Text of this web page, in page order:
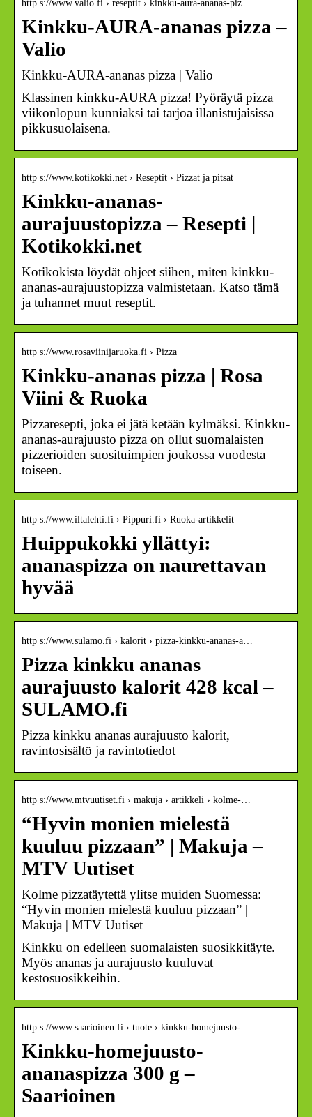
http s://www.valio.fi › reseptit › kinkku-aura-ananas-piz…
Kinkku-AURA-ananas pizza –
Valio
Kinkku-AURA-ananas pizza | Valio
Klassinen kinkku-AURA pizza! Pyöräytä pizza
viikonlopun kunniaksi tai tarjoa illanistujaisissa
pikkusuolaisena.
http s://www.kotikokki.net › Reseptit › Pizzat ja pitsat
Kinkku-ananas-
aurajuustopizza – Resepti |
Kotikokki.net
Kotikokista löydät ohjeet siihen, miten kinkku-
ananas-aurajuustopizza valmistetaan. Katso tämä
ja tuhannet muut reseptit.
http s://www.rosaviinijaruoka.fi › Pizza
Kinkku-ananas pizza | Rosa
Viini & Ruoka
Pizzaresepti, joka ei jätä ketään kylmäksi. Kinkku-
ananas-aurajuusto pizza on ollut suomalaisten
pizzerioiden suosituimpien joukossa vuodesta
toiseen.
http s://www.iltalehti.fi › Pippuri.fi › Ruoka-artikkelit
Huippukokki yllättyi:
ananaspizza on naurettavan
hyvää
http s://www.sulamo.fi › kalorit › pizza-kinkku-ananas-a…
Pizza kinkku ananas
aurajuusto kalorit 428 kcal –
SULAMO.fi
Pizza kinkku ananas aurajuusto kalorit,
ravintosisältö ja ravintotiedot
http s://www.mtvuutiset.fi › makuja › artikkeli › kolme-…
“Hyvin monien mielestä
kuuluu pizzaan” | Makuja –
MTV Uutiset
Kolme pizzatäytettä ylitse muiden Suomessa:
“Hyvin monien mielestä kuuluu pizzaan” |
Makuja | MTV Uutiset
Kinkku on edelleen suomalaisten suosikkitäyte.
Myös ananas ja aurajuusto kuuluvat
kestosuosikkeihin.
http s://www.saarioinen.fi › tuote › kinkku-homejuusto-…
Kinkku-homejuusto-
ananaspizza 300 g –
Saarioinen